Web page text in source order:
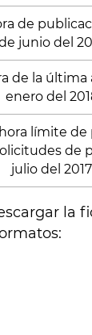
de
junio del
de la última
enero del
límite
de
julio del
la